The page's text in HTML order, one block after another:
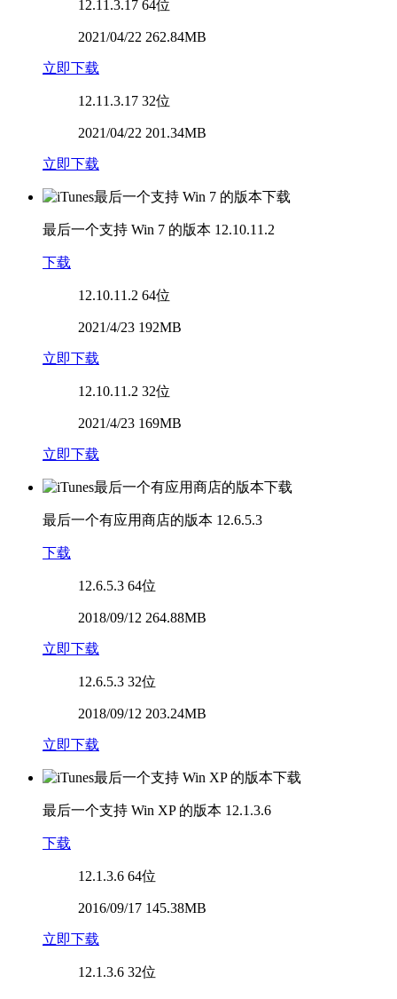
12.11.3.17 64位
2021/04/22 262.84MB
立即下载
12.11.3.17 32位
2021/04/22 201.34MB
立即下载
最后一个支持 Win 7 的版本 12.10.11.2
下载
12.10.11.2 64位
2021/4/23 192MB
立即下载
12.10.11.2 32位
2021/4/23 169MB
立即下载
最后一个有应用商店的版本 12.6.5.3
下载
12.6.5.3 64位
2018/09/12 264.88MB
立即下载
12.6.5.3 32位
2018/09/12 203.24MB
立即下载
最后一个支持 Win XP 的版本 12.1.3.6
下载
12.1.3.6 64位
2016/09/17 145.38MB
立即下载
12.1.3.6 32位